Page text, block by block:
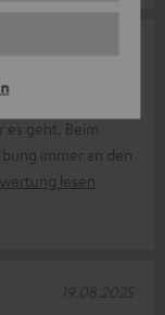
es geht. Beim
immer an den
lesen
19.08.2025